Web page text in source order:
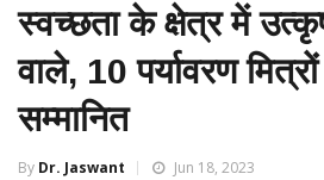
स्वच्छता के क्षेत्र में
वाले, 10 पर्यावरण
सम्मानित
By Dr. Jaswant Jun 18, 2023